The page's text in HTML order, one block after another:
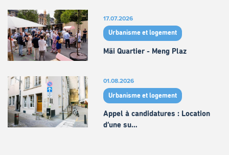
17.07.2026
Urbanisme et logement
Mäi Quartier - Meng Plaz
01.08.2026
Urbanisme et logement
Appel à candidatures : Location
d’une su…